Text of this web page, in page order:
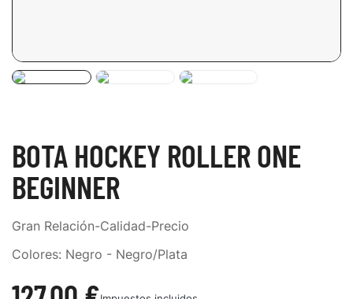
BOTA HOCKEY ROLLER ONE
BEGINNER
Gran Relación-Calidad-Precio
Colores: Negro - Negro/Plata